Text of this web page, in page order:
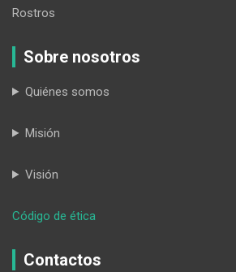
Rostros
Sobre nosotros
Quiénes somos
Misión
Visión
Código de ética
salva
Contactos